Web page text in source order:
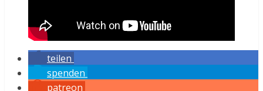
teilen
spenden
patreon